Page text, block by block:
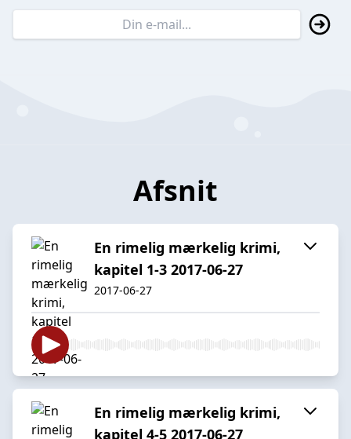
Afsnit
En rimelig mærkelig krimi,
kapitel 1-3 2017-06-27
2017-06-27
En rimelig mærkelig krimi,
kapitel 4-5 2017-06-27